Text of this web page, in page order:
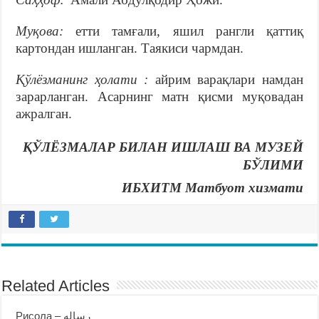
Муқова: етти тамғали, яшил рангли қаттиқ
картондан ишланган. Таякиси чармдан.
Қўлёзманинг ҳолати : айрим варақлари намдан
зарарланган. Асарнинг матн қисми муқовадан
ажралган.
ҚЎЛЁЗМАЛАР БИЛАН ИШЛАШ ВА МУЗЕЙ
БЎЛИМИ
ИБХИТМ Матбуот хизмати
Related Articles
Рисола – رساله